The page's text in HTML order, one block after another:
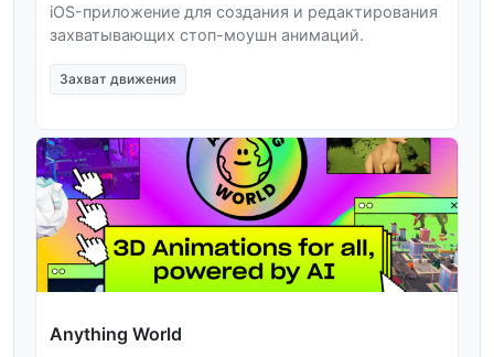
iOS-приложение для создания и редактирования
захватывающих стоп-моушн анимаций.
Захват движения
Anything World